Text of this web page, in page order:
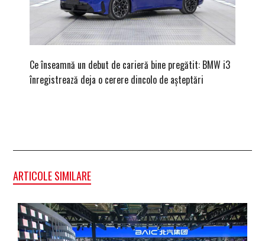
Ce înseamnă un debut de carieră bine pregătit: BMW i3
înregistrează deja o cerere dincolo de așteptări
ARTICOLE SIMILARE